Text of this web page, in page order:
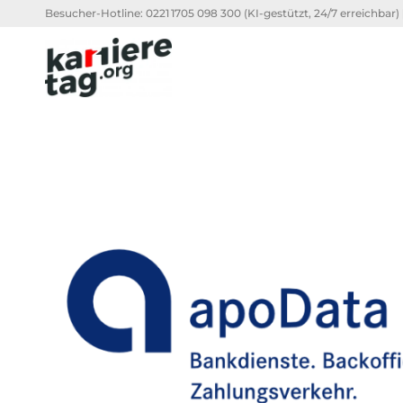
Besucher-Hotline: 0221 1705 098 300 (KI-gestützt, 24/7 erreichbar)